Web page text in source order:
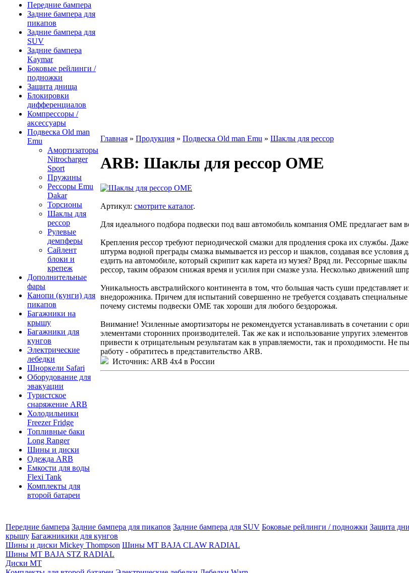
Передние бампера
Задние бампера для
пикапов
Задние бампера для
SUV
Задние бампера
Kaymar
Боковые рейлинги /
подножки
Защита днища
Блокировки
дифференциалов
Компрессоры /
аксессуары
Подвеска Old man
Emu
Амортизаторы
Nitrocharger
Sport
Пружины
Рессоры Emu
Dakar
Торсионы
Шаклы для
рессор
Рулевые
демпферы
Сайлент
блоки и
крепеж
Дополнительные
фары
Канопи (кунги) для
пикапов
Багажники на
крышу
Багажники для
кунгов
Электрические
лебедки
Шноркели Safari
Оборудование для
эвакуации
Туристское
снаряжение ARB
Холодильники
Freezer Fridge
Топливные баки
Long Ranger
Шины и диски
Одежда ARB
Емкости для воды
Flexi Tank
Комплекты для
второй батареи
Главная » Продукция » Подвеска Old man Emu » Шаклы для рессор
ARB: Шаклы для рессор OME
Артикул: смотрите каталог.
Для идеального подбора подвески под ваш автомобиль компания OME предлагает вам
Крепления рессор требуют периодической смазки для продления срока их службы.
штурма водной преграды смазка вымывается из рессор и шаклов, создавая все
ездить на автомобиле, который скрипит как карета из музея? Вряд ли. Рессорные
рессор, таким образом снижая время и усилия при смазке узла. Несколько движений
Уникальность австралийского континента в том, что большая часть суши
внедорожника. Причем для испытаний совершенно не требуется создавать
почему системы подвески ОМЕ так хороши для любого бездорожья.
Внимание! Усиленные амортизаторы не рекомендуется устанавливать в сочетании с
элементами сторонних производителей. Так же как и использование упругих
привести к отрицательным результатам как в управляемости, так и проходимости. Не
работу - обратитесь в представительство ARB.
Источник: ARB 4x4 в России
Передние бампера Задние бампера для пикапов Задние бампера для SUV Боковые рейлинги / подножки Защита
крышу Багажникики для кунгов
Шины и диски Mickey Thompson Шины MT BAJA CLAW RADIAL
Шины MT BAJA STZ RADIAL
Диски MT